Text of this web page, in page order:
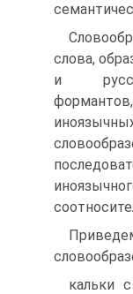
слова,
и
кальки